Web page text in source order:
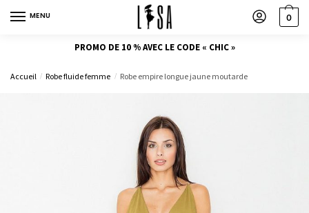
MENU 0
PROMO DE 10 % AVEC LE CODE « CHIC »
Accueil / Robe fluide femme / Robe empire longue jaune moutarde